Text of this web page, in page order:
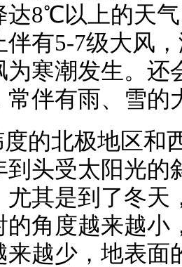
达8℃以上的天
伴有5-7级大风
为寒潮发生。
常伴有雨、雪的
的北极地区和
到头受太阳光的
尤其是到了冬天
的角度越来越小
来越少，地表面